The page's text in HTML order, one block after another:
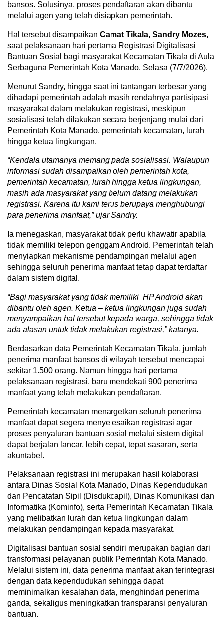
bansos. Solusinya, proses pendaftaran akan dibantu
melalui agen yang telah disiapkan pemerintah.
Hal tersebut disampaikan Camat Tikala, Sandry Mozes,
saat pelaksanaan hari pertama Registrasi Digitalisasi
Bantuan Sosial bagi masyarakat Kecamatan Tikala di Aula
Serbaguna Pemerintah Kota Manado, Selasa (7/7/2026).
Menurut Sandry, hingga saat ini tantangan terbesar yang
dihadapi pemerintah adalah masih rendahnya partisipasi
masyarakat dalam melakukan registrasi, meskipun
sosialisasi telah dilakukan secara berjenjang mulai dari
Pemerintah Kota Manado, pemerintah kecamatan, lurah
hingga ketua lingkungan.
“Kendala utamanya memang pada sosialisasi. Walaupun
informasi sudah disampaikan oleh pemerintah kota,
pemerintah kecamatan, lurah hingga ketua lingkungan,
masih ada masyarakat yang belum datang melakukan
registrasi. Karena itu kami terus berupaya menghubungi
para penerima manfaat,” ujar Sandry.
Ia menegaskan, masyarakat tidak perlu khawatir apabila
tidak memiliki telepon genggam Android. Pemerintah telah
menyiapkan mekanisme pendampingan melalui agen
sehingga seluruh penerima manfaat tetap dapat terdaftar
dalam sistem digital.
“Bagi masyarakat yang tidak memiliki HP Android akan
dibantu oleh agen. Ketua – ketua lingkungan juga sudah
menyampaikan hal tersebut kepada warga, sehingga tidak
ada alasan untuk tidak melakukan registrasi,” katanya.
Berdasarkan data Pemerintah Kecamatan Tikala, jumlah
penerima manfaat bansos di wilayah tersebut mencapai
sekitar 1.500 orang. Namun hingga hari pertama
pelaksanaan registrasi, baru mendekati 900 penerima
manfaat yang telah melakukan pendaftaran.
Pemerintah kecamatan menargetkan seluruh penerima
manfaat dapat segera menyelesaikan registrasi agar
proses penyaluran bantuan sosial melalui sistem digital
dapat berjalan lancar, lebih cepat, tepat sasaran, serta
akuntabel.
Pelaksanaan registrasi ini merupakan hasil kolaborasi
antara Dinas Sosial Kota Manado, Dinas Kependudukan
dan Pencatatan Sipil (Disdukcapil), Dinas Komunikasi dan
Informatika (Kominfo), serta Pemerintah Kecamatan Tikala
yang melibatkan lurah dan ketua lingkungan dalam
melakukan pendampingan kepada masyarakat.
Digitalisasi bantuan sosial sendiri merupakan bagian dari
transformasi pelayanan publik Pemerintah Kota Manado.
Melalui sistem ini, data penerima manfaat akan terintegrasi
dengan data kependudukan sehingga dapat
meminimalkan kesalahan data, menghindari penerima
ganda, sekaligus meningkatkan transparansi penyaluran
bantuan.